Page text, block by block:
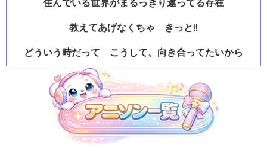
教えてあげなくちゃ きっと!!
どういう時だって こうして、向き合ってたいから